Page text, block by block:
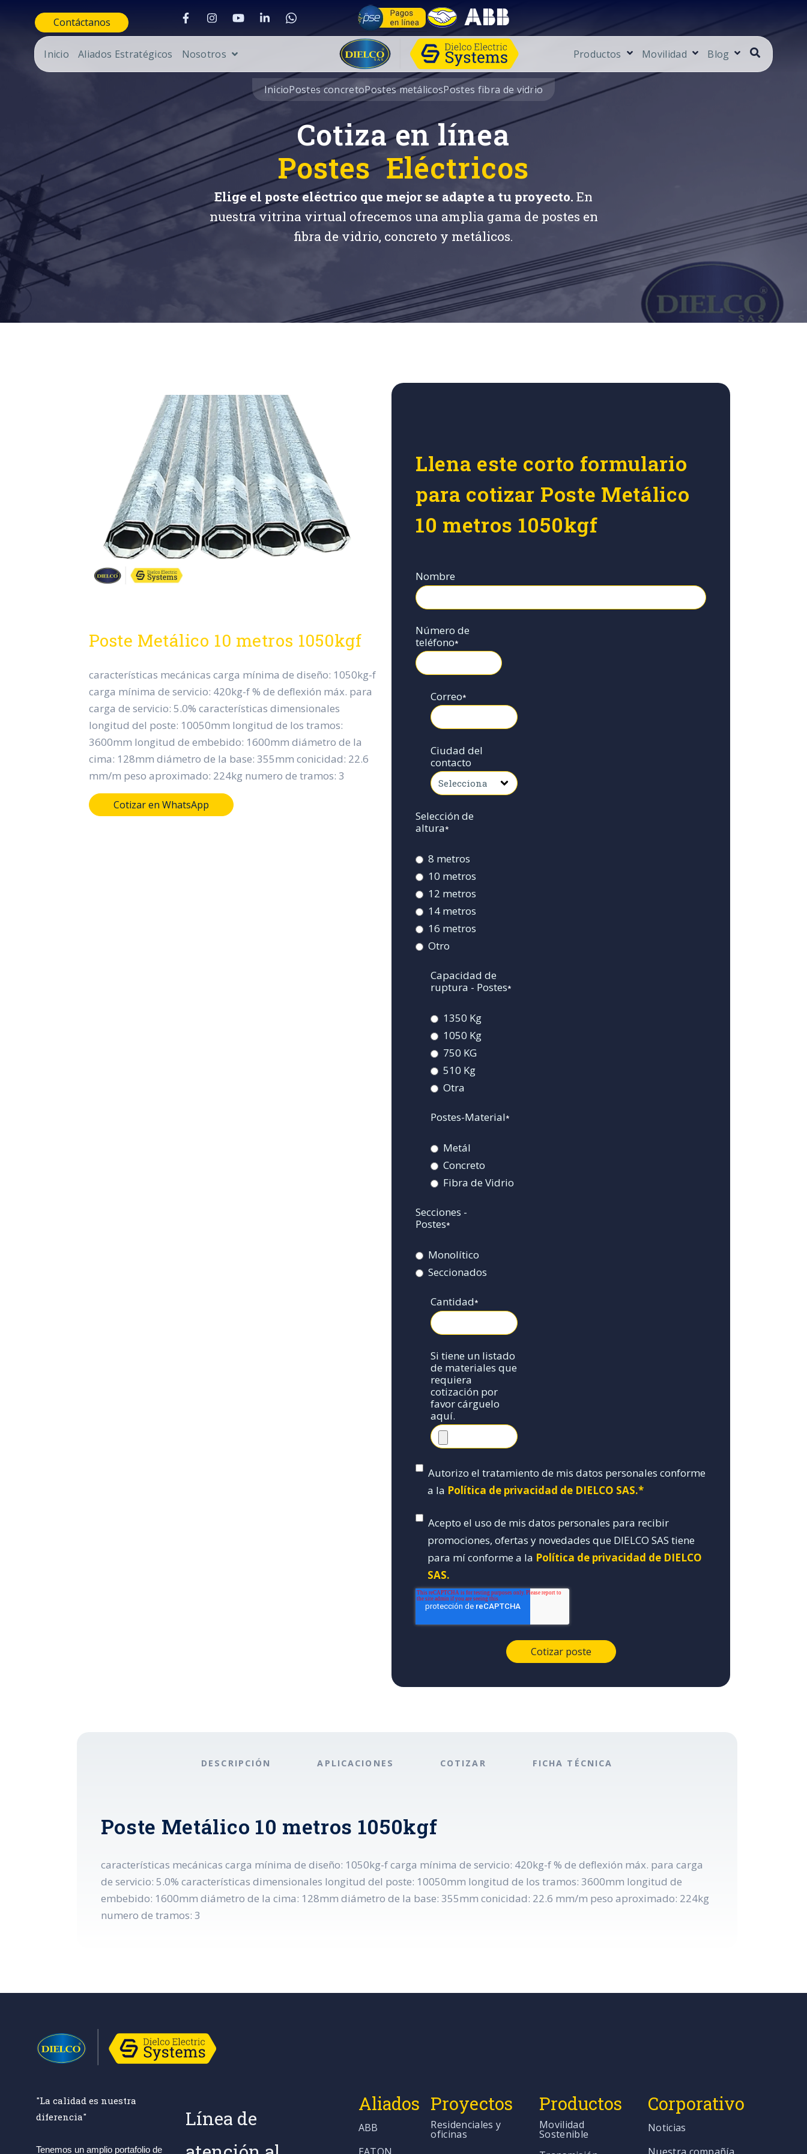
Contáctanos
Inicio Aliados Estratégicos Nosotros Productos Movilidad Blog
InicioPostes concretoPostes metálicosPostes fibra de vidrio
Cotiza en línea
Postes Eléctricos
Elige el poste eléctrico que mejor se adapte a tu proyecto. En
nuestra vitrina virtual ofrecemos una amplia gama de postes en
fibra de vidrio, concreto y metálicos.
Poste Metálico 10 metros 1050kgf
características mecánicas carga mínima de diseño: 1050kg-f
carga mínima de servicio: 420kg-f % de deflexión máx. para
carga de servicio: 5.0% características dimensionales
longitud del poste: 10050mm longitud de los tramos:
3600mm longitud de embebido: 1600mm diámetro de la
cima: 128mm diámetro de la base: 355mm conicidad: 22.6
mm/m peso aproximado: 224kg numero de tramos: 3
Cotizar en WhatsApp
Llena este corto formulario
para cotizar Poste Metálico
10 metros 1050kgf
Nombre
Número de
teléfono*
Correo*
Ciudad del
contacto
Selección de
altura*
8 metros
10 metros
12 metros
14 metros
16 metros
Otro
Capacidad de
ruptura - Postes*
1350 Kg
1050 Kg
750 KG
510 Kg
Otra
Postes-Material*
Metál
Concreto
Fibra de Vidrio
Secciones -
Postes*
Monolítico
Seccionados
Cantidad*
Si tiene un listado
de materiales que
requiera
cotización por
favor cárguelo
aquí.
Autorizo el tratamiento de mis datos personales conforme
a la Política de privacidad de DIELCO SAS.*
Acepto el uso de mis datos personales para recibir
promociones, ofertas y novedades que DIELCO SAS tiene
para mí conforme a la Política de privacidad de DIELCO
SAS.
DESCRIPCIÓN APLICACIONES COTIZAR FICHA TÉCNICA
Poste Metálico 10 metros 1050kgf
características mecánicas carga mínima de diseño: 1050kg-f carga mínima de servicio: 420kg-f % de deflexión máx. para carga
de servicio: 5.0% características dimensionales longitud del poste: 10050mm longitud de los tramos: 3600mm longitud de
embebido: 1600mm diámetro de la cima: 128mm diámetro de la base: 355mm conicidad: 22.6 mm/m peso aproximado: 224kg
numero de tramos: 3
"La calidad es nuestra
diferencia"
Tenemos un amplio portafolio de
Línea de
Aliados
ABB
Proyectos
Residenciales y
oficinas
Productos
Movilidad
Sostenible
Corporativo
Noticias